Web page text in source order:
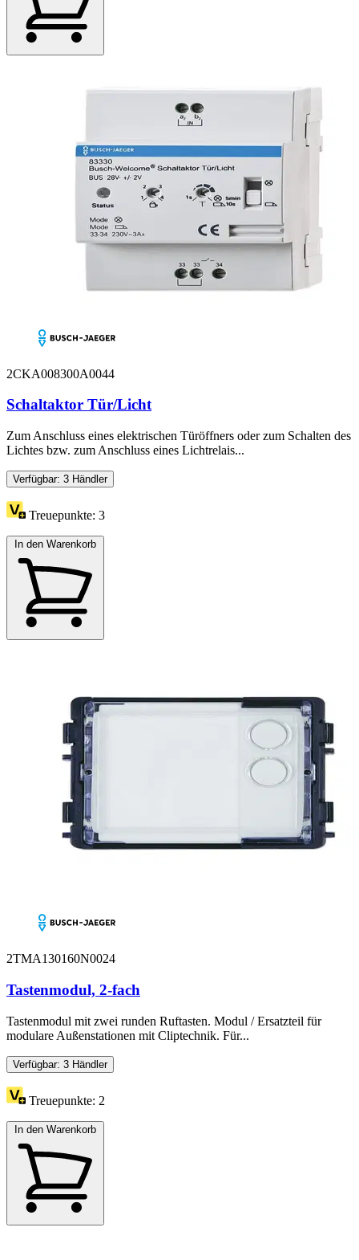
2CKA008300A0044
Schaltaktor Tür/Licht
Zum Anschluss eines elektrischen Türöffners oder zum Schalten des
Lichtes bzw. zum Anschluss eines Lichtrelais...
Verfügbar: 3 Händler
Treuepunkte: 3
In den Warenkorb
2TMA130160N0024
Tastenmodul, 2-fach
Tastenmodul mit zwei runden Ruftasten. Modul / Ersatzteil für
modulare Außenstationen mit Cliptechnik. Für...
Verfügbar: 3 Händler
Treuepunkte: 2
In den Warenkorb